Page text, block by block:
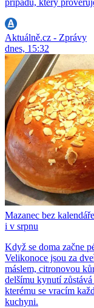
případu, který
Aktuálně.cz - Zprávy
dnes, 15:32
Mazanec bez
i v srpnu
Když se doma začne
Velikonoce jsou za
máslem, citronovou
delšímu kynutí
kterému se vracím
kuchyni.